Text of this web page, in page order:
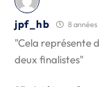
jpf_hb 8 années
"Cela représente
deux finalistes"